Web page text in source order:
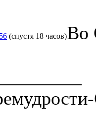
(спустя 18 часов)Во